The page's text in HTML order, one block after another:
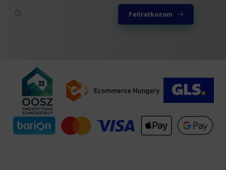
Feliratkozom